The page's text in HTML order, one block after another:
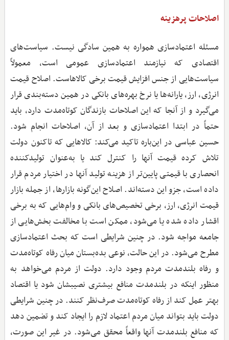
اصلاحات پرهزینه
مسئله اعتمادسازی همواره به همین سادگی نیست. سیاست‌های
اقتصادی که نیازمند اعتمادسازی عمومی است، معمولاً
سیاست‌هایی از جنس افزایش قیمت برخی کالاهاست. اصلاح قیمت
انرژی، ارز، یارانه‌ها یا نرخ بهره‌های بانکی در همین دسته‌بندی قرار
می‌گیرد و از آنجا که این اصلاحات بازندگان کوتاه‌مدت دارد، باید
حتماً در ابتدا اعتمادسازی و بعد از آن، اصلاحات انجام شود.
حسین عباسی در این‌باره تاکید می‌کند: کالاهایی که تاکنون دولت
تلاش کرده قیمت آنها را کنترل کند یا به‌عنوان تولیدکننده
انحصاری با قیمتی پایین‌تر از هزینه تولید آنها در اختیار مردم قرار
داده است، جزو این دسته‌اند. اصلاح این‌گونه بازارها، از جمله بازار
قیمت انرژی، ارز، برخی تخصیص‌های بانکی و وام‌هایی که به برخی
اقشار داده شده یا می‌شود، ممکن است با مخالفت بخش‌هایی از
جامعه مواجه شود. در چنین شرایطی است که بحث اعتمادسازی
مطرح می‌شود. در این حالت، نوعی بده‌بستان میان رفاه کوتاه‌مدت
و رفاه بلندمدت مردم وجود دارد. دولت از مردم می‌خواهد به
منظور اینکه در بلندمدت منافع بیشتری نصیبشان شود یا اقتصاد
بهتر عمل کند از رفاه کوتاه‌مدت صرف‌نظر کنند. در چنین شرایطی
دولت باید بتواند میان مردم اعتماد لازم را ایجاد کند و تضمین دهد
که منافع بلندمدت آنها واقعاً محقق می‌شود. در غیر این‌ صورت،